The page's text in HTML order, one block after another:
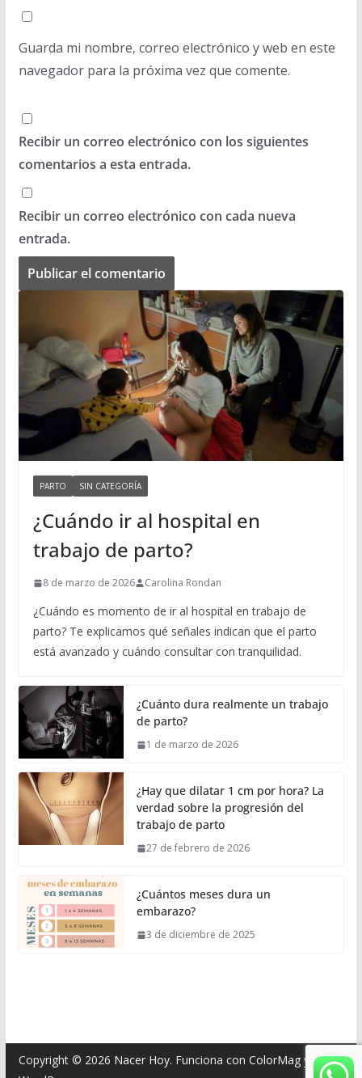
Guarda mi nombre, correo electrónico y web en este
navegador para la próxima vez que comente.
Recibir un correo electrónico con los siguientes
comentarios a esta entrada.
Recibir un correo electrónico con cada nueva
entrada.
PARTO SIN CATEGORÍA
¿Cuándo ir al hospital en
trabajo de parto?
8 de marzo de 2026 Carolina Rondan
¿Cuándo es momento de ir al hospital en trabajo de
parto? Te explicamos qué señales indican que el parto
está avanzado y cuándo consultar con tranquilidad.
¿Cuánto dura realmente un trabajo
de parto?
1 de marzo de 2026
¿Hay que dilatar 1 cm por hora? La
verdad sobre la progresión del
trabajo de parto
27 de febrero de 2026
¿Cuántos meses dura un
embarazo?
3 de diciembre de 2025
Copyright © 2026 Nacer Hoy. Funciona con ColorMagy